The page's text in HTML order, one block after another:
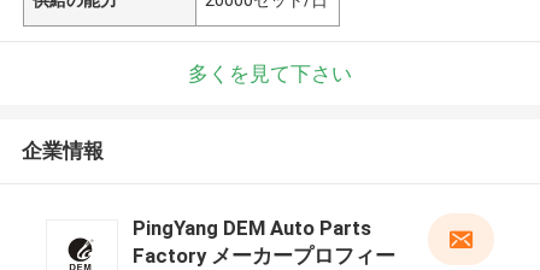
多くを見て下さい
企業情報
PingYang DEM Auto Parts
Factory メーカープロフィー